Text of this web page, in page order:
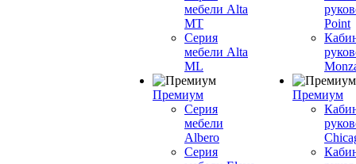
мебели Alta
MT
Серия
мебели Alta
ML
Премиум
Серия
мебели
Albero
Серия
Point
Премиум